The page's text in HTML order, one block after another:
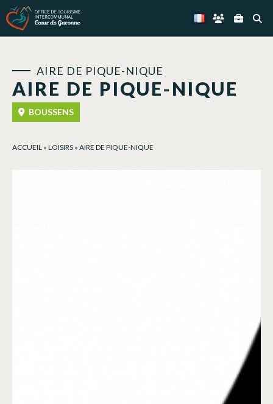
AIRE DE PIQUE-NIQUE
AIRE DE PIQUE-NIQUE
BOUSSENS
ACCUEIL » LOISIRS » AIRE DE PIQUE-NIQUE
Panneau de gestion des cookies